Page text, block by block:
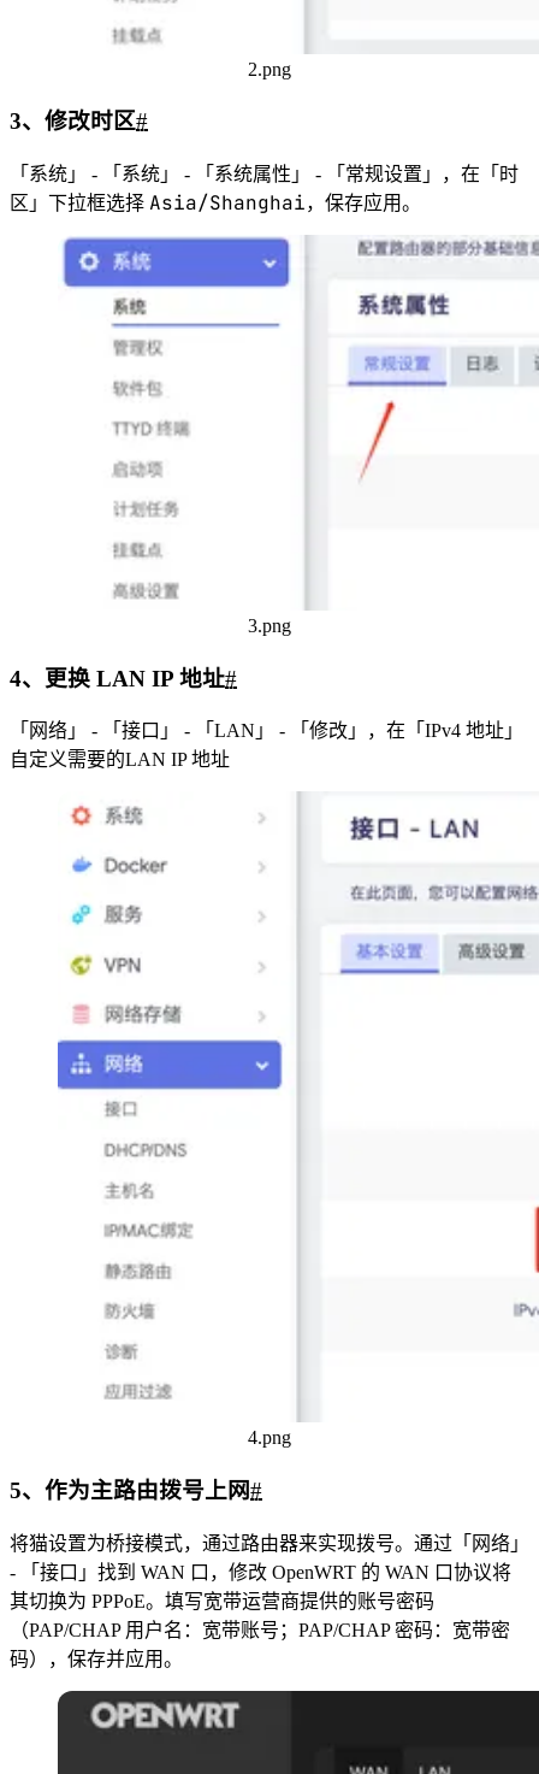
2.png
3、修改时区#
「系统」 - 「系统」 - 「系统属性」 - 「常规设置」，在「时
区」下拉框选择 Asia/Shanghai，保存应用。
3.png
4、更换 LAN IP 地址#
「网络」 - 「接口」 - 「LAN」 - 「修改」，在「IPv4 地址」
自定义需要的LAN IP 地址
4.png
5、作为主路由拨号上网#
将猫设置为桥接模式，通过路由器来实现拨号。通过「网络」
- 「接口」找到 WAN 口，修改 OpenWRT 的 WAN 口协议将
其切换为 PPPoE。填写宽带运营商提供的账号密码
（PAP/CHAP 用户名：宽带账号；PAP/CHAP 密码：宽带密
码），保存并应用。